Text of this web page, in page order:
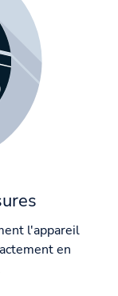
l'appareil
en